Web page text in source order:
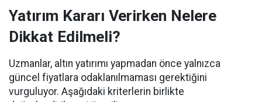
Yatırım Kararı Verirken Nelere
Dikkat Edilmeli?
Uzmanlar, altın yatırımı yapmadan önce yalnızca
güncel fiyatlara odaklanılmaması gerektiğini
vurguluyor. Aşağıdaki kriterlerin birlikte